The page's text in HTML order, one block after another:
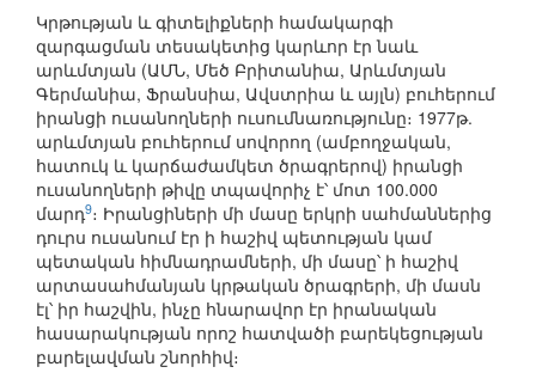
Կրթության և գիտելիքների համակարգի
զարգացման տեսակետից կարևոր էր նաև
արևմտյան (ԱՄՆ, Մեծ Բրիտանիա, Արևմտյան
Գերմանիա, Ֆրանսիա, Ավստրիա և այլն) բուհերում
իրանցի ուսանողների ուսումնառությունը։ 1977թ.
արևմտյան բուհերում սովորող (ամբողջական,
հատուկ և կարճաժամկետ ծրագրերով) իրանցի
ուսանողների թիվը տպավորիչ է՝ մոտ 100.000
մարդ9։ Իրանցիների մի մասը երկրի սահմաններից
դուրս ուսանում էր ի հաշիվ պետության կամ
պետական հիմնադրամների, մի մասը՝ ի հաշիվ
արտասահմանյան կրթական ծրագրերի, մի մասն
էլ՝ իր հաշվին, ինչը հնարավոր էր իրանական
հասարակության որոշ հատվածի բարեկեցության
բարելավման շնորհիվ։